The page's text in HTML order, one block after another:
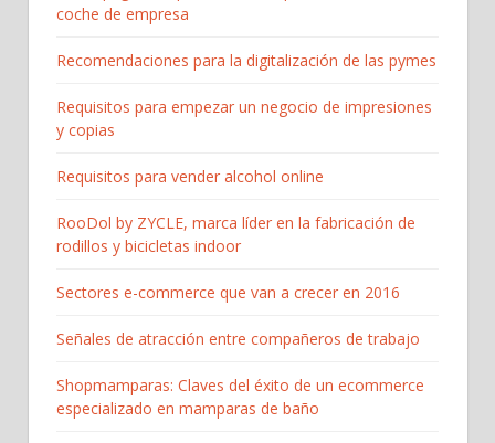
coche de empresa
Recomendaciones para la digitalización de las pymes
Requisitos para empezar un negocio de impresiones
y copias
Requisitos para vender alcohol online
RooDol by ZYCLE, marca líder en la fabricación de
rodillos y bicicletas indoor
Sectores e-commerce que van a crecer en 2016
Señales de atracción entre compañeros de trabajo
Shopmamparas: Claves del éxito de un ecommerce
especializado en mamparas de baño